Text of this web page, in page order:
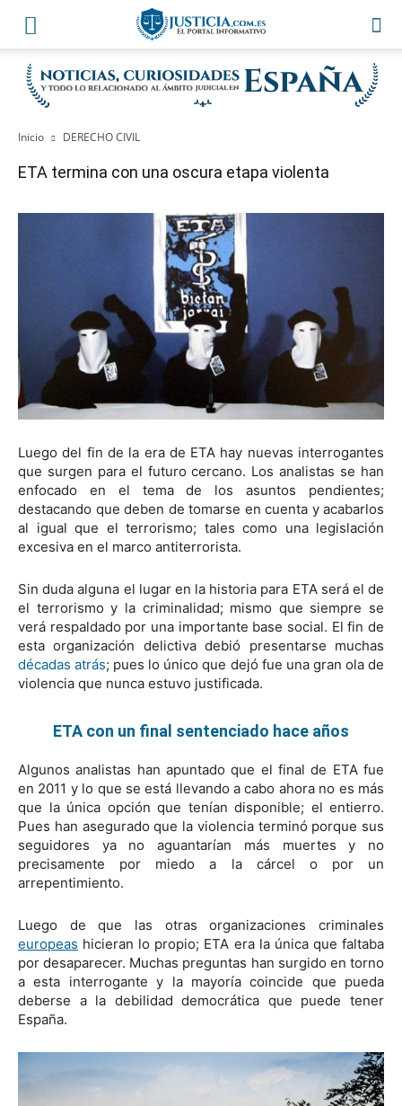
Inicio DERECHO CIVIL
ETA termina con una oscura etapa violenta
Luego del fin de la era de ETA hay nuevas interrogantes
que surgen para el futuro cercano. Los analistas se han
enfocado en el tema de los asuntos pendientes;
destacando que deben de tomarse en cuenta y acabarlos
al igual que el terrorismo; tales como una legislación
excesiva en el marco antiterrorista.
Sin duda alguna el lugar en la historia para ETA será el de
el terrorismo y la criminalidad; mismo que siempre se
verá respaldado por una importante base social. El fin de
esta organización delictiva debió presentarse muchas
décadas atrás; pues lo único que dejó fue una gran ola de
violencia que nunca estuvo justificada.
ETA con un final sentenciado hace años
Algunos analistas han apuntado que el final de ETA fue
en 2011 y lo que se está llevando a cabo ahora no es más
que la única opción que tenían disponible; el entierro.
Pues han asegurado que la violencia terminó porque sus
seguidores ya no aguantarían más muertes y no
precisamente por miedo a la cárcel o por un
arrepentimiento.
Luego de que las otras organizaciones criminales
europeas hicieran lo propio; ETA era la única que faltaba
por desaparecer. Muchas preguntas han surgido en torno
a esta interrogante y la mayoría coincide que pueda
deberse a la debilidad democrática que puede tener
España.